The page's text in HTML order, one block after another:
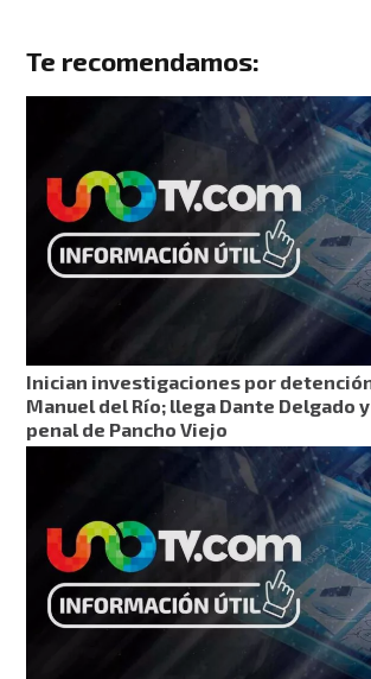
Te recomendamos:
Inician investigaciones por
Manuel del Río; llega Dante Delgado
penal de Pancho Viejo